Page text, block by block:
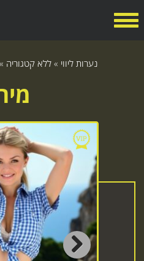
נערות ליווי » ללא קטגוריה »